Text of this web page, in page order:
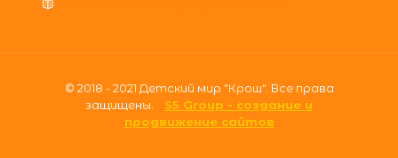
© 2018 - 2021 Детский мир "Крош". Все права
защищены. S5 Group - создание и
продвижение сайтов